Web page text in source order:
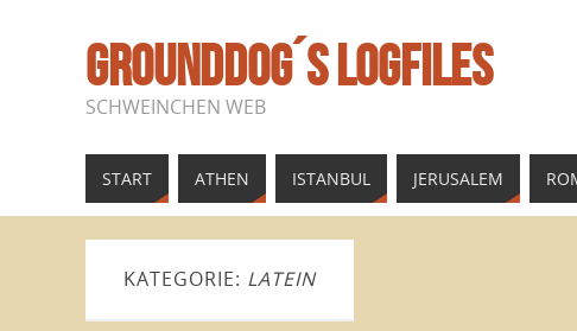
GROUNDDOG´S LOGFILES
SCHWEINCHEN WEB
START ATHEN ISTANBUL JERUSALEM
KATEGORIE: LATEIN